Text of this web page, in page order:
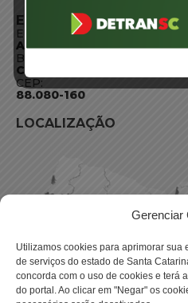
Gerenciar
Utilizamos cookies para aprimorar sua
de serviços do estado de Santa
concorda com o uso de cookies e terá
do portal. Ao clicar em "Negar" os
ENDEREÇO
Endereço:
Av. Almirante Tamandaré
Bairro:
Coqueiros, Florianópolis SC
CEP:
88.080-160
LOCALIZAÇÃO